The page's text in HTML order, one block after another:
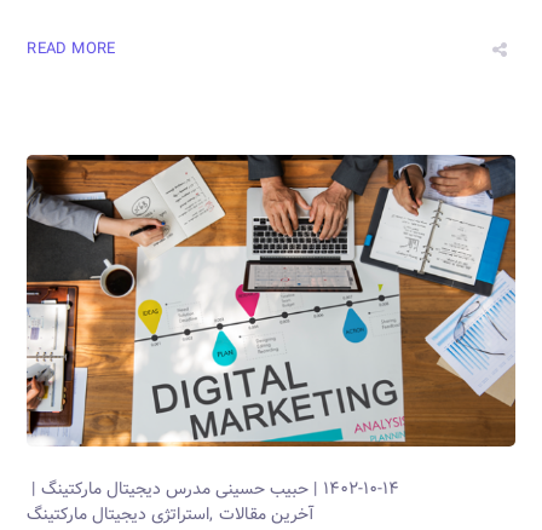
READ MORE
۱۴۰۲-۱۰-۱۴ حبیب حسینیمدرس دیجیتال مارکتینگ
آخرین مقالات استراتژی دیجیتال مارکتینگ